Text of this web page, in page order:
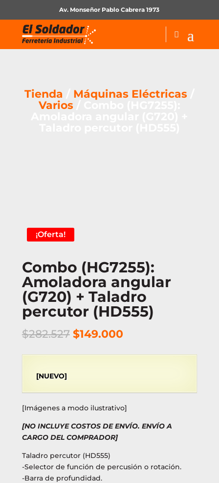
Av. Monseñor Pablo Cabrera 1973
Tienda Máquinas Eléctricas/
Varios/ Combo (HG7255):
¡Oferta!
Combo (HG7255):
Amoladora angular
(G720) + Taladro
percutor (HD555)
$282.527 El
original
$149.000El
actual
[NUEVO]
[Imágenes a modo ilustrativo]
[NO INCLUYE COSTOS DE ENVÍO. ENVÍO A
CARGO DEL COMPRADOR]
Taladro percutor (HD555)
-Selector de función de percusión o rotación.
-Barra de profundidad.